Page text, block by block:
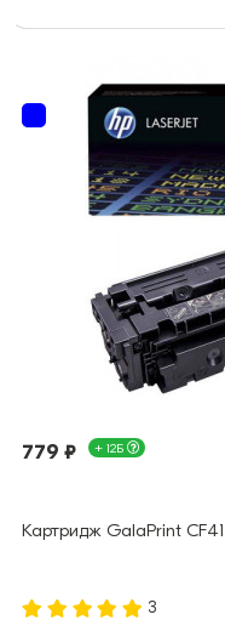
779 ₽ + 12Б
Картридж GalaPrint
3